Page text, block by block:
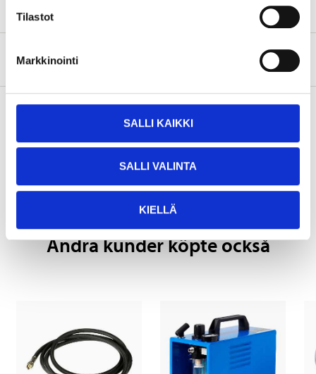
Tilastot
Markkinointi
SALLI KAIKKI
SALLI VALINTA
KIELLÄ
Säkerhetsinformation och övriga dokument
Om tillverkaren
Köp & Hämta
Köp & Hämta i ditt varuhus inom 2 timmar!
LÄS MER
Andra kunder köpte också